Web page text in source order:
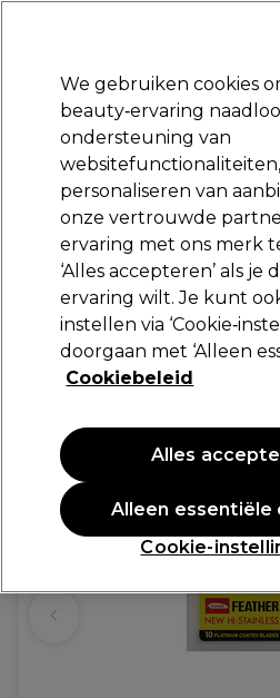
Merken Deals Haar Elektra
Volgende dag
Na verzending,
Feather
Feather Dubbel snijmes
10,99 €
We gebruiken cookies
beauty‑ervaring
ondersteuning van
personaliseren van
onze vertrouwde
ervaring met ons merk
‘Alles accepteren’ als je
ervaring wilt. Je kunt
instellen via
doorgaan met ‘Alleen
Cookiebeleid
Cookie-
Alleen essentiële
Alles